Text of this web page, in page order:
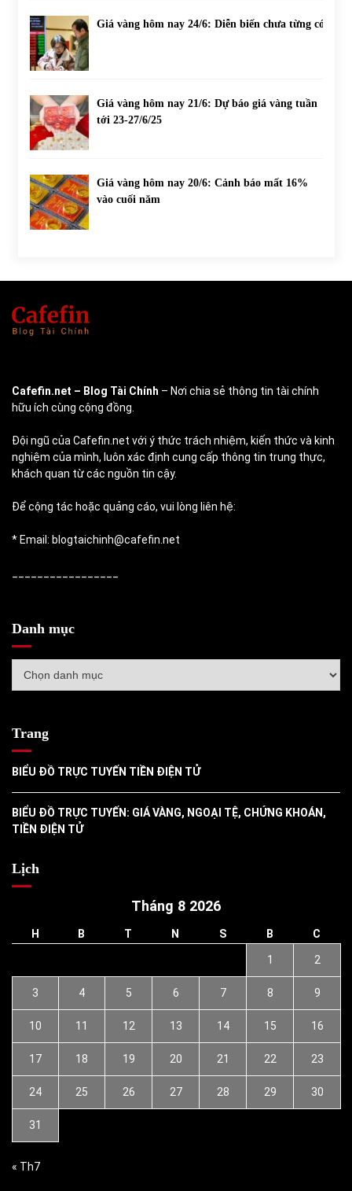
Giá vàng hôm nay 24/6: Diễn biến chưa từng có
Giá vàng hôm nay 21/6: Dự báo giá vàng tuần
tới 23-27/6/25
Giá vàng hôm nay 20/6: Cảnh báo mất 16%
vào cuối năm
Cafefin.net – Blog Tài Chính – Nơi chia sẻ thông tin tài chính
hữu ích cùng cộng đồng.
Đội ngũ của Cafefin.net với ý thức trách nhiệm, kiến thức và kinh
nghiệm của mình, luôn xác định cung cấp thông tin trung thực,
khách quan từ các nguồn tin cậy.
Để cộng tác hoặc quảng cáo, vui lòng liên hệ:
* Email: blogtaichinh@cafefin.net
Danh mục
mục
Trang
BIỂU ĐỒ TRỰC TUYẾN TIỀN ĐIỆN TỬ
BIỂU ĐỒ TRỰC TUYẾN: GIÁ VÀNG, NGOẠI TỆ, CHỨNG KHOÁN,
TIỀN ĐIỆN TỬ
Lịch
Tháng 8 2026
H B T N S B C
1 2
3 4 5 6 7 8 9
10 11 12 13 14 15 16
17 18 19 20 21 22 23
24 25 26 27 28 29 30
31
« Th7